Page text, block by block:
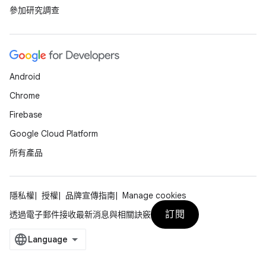
參加研究調查
Android
Chrome
Firebase
Google Cloud Platform
所有產品
隱私權 授權 品牌宣傳指南
Manage cookies
透過電子郵件接收最新消息與相關訣竅
訂閱